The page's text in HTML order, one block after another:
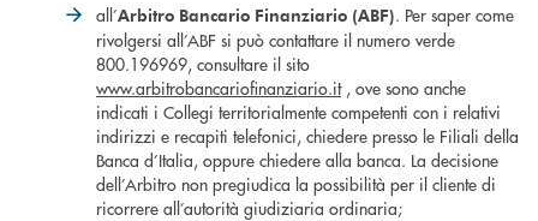
all’Arbitro Bancario Finanziario (ABF). Per saper come
rivolgersi all’ABF si può contattare il numero verde
800.196969, consultare il sito
www.arbitrobancariofinanziario.it, ove sono anche
indicati i Collegi territorialmente competenti con i relativi
indirizzi e recapiti telefonici, chiedere presso le Filiali della
Banca d’Italia, oppure chiedere alla banca. La decisione
dell’Arbitro non pregiudica la possibilità per il cliente di
ricorrere all’autorità giudiziaria ordinaria;